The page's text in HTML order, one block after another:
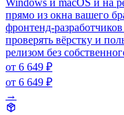
Windows и macOS и на
прямо из окна вашего
фронтенд-
проверять вёрстку и
релизом без
от 6 649 ₽
от 6 649 ₽
→